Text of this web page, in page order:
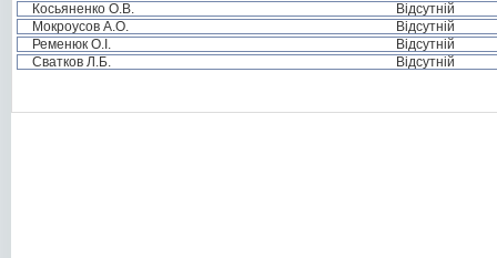
Косьяненко О.В.
Відсутній
Мокроусов А.О.
Відсутній
Ременюк О.І.
Відсутній
Сватков Л.Б.
Відсутній